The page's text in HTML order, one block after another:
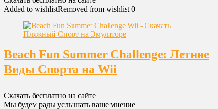
Added to wishlistRemoved from wishlist 0
Beach Fun Summer Challenge: Летние
Виды Спорта на Wii
Скачать бесплатно на сайте
Мы будем рады услышать ваше мнение